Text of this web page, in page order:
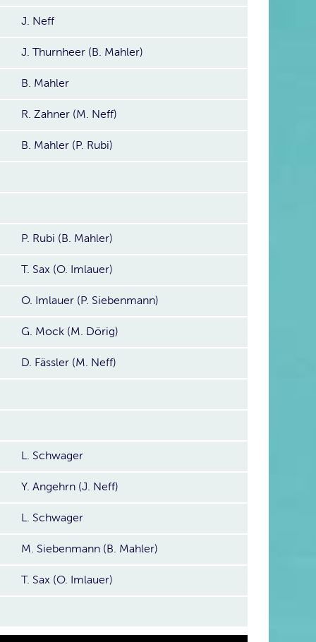
J. Neff
J. Thurnheer (B. Mahler)
B. Mahler
R. Zahner (M. Neff)
B. Mahler (P. Rubi)
P. Rubi (B. Mahler)
T. Sax (O. Imlauer)
O. Imlauer (P. Siebenmann)
G. Mock (M. Dörig)
D. Fässler (M. Neff)
L. Schwager
Y. Angehrn (J. Neff)
L. Schwager
M. Siebenmann (B. Mahler)
T. Sax (O. Imlauer)